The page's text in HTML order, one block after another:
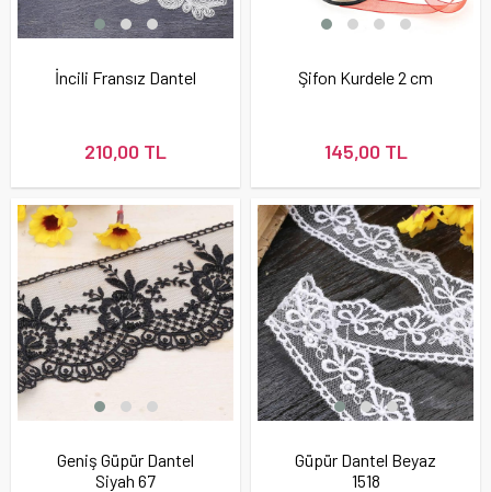
İncili Fransız Dantel
210,00 TL
Şifon Kurdele 2 cm
145,00 TL
Geniş Güpür Dantel
Siyah 67
Güpür Dantel Beyaz
1518